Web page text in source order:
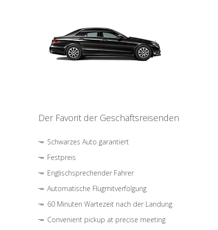
Der Favorit der Geschäftsreisenden
Schwarzes Auto garantiert
Festpreis
Englischsprechender Fahrer
Automatische Flugmitverfolgung
60 Minuten Wartezeit nach der Landung
Convenient pickup at precise meeting